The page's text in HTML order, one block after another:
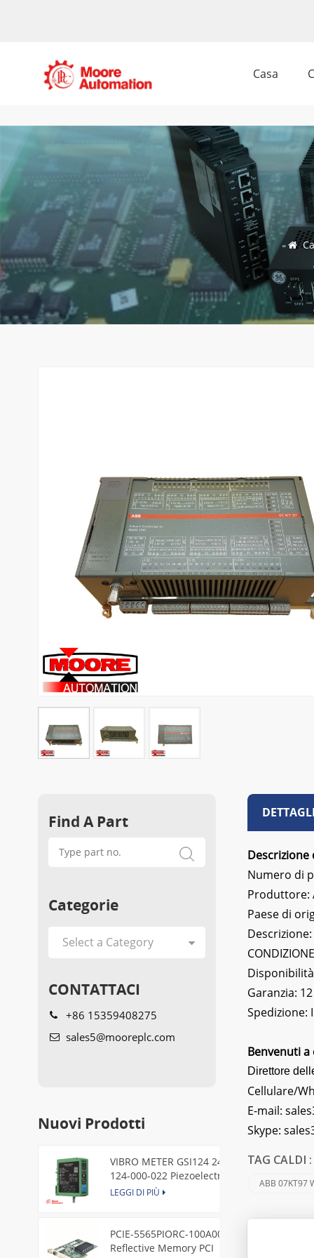
Casa
Numero di
Produttore:
Paese di
Garanzia:
Spedizione:
Benvenuti
Direttore
Cellulare/
E-mail:
Skype:
TAG CALDI :
ABB 07KT97
Find A Part
Categorie
CONTATTACI
+86 15359408275
sales5@mooreplc.com
Nuovi Prodotti
VIBRO METER GSI124 244-
124-000-022 Piezoelectric
Pressure Transducer
LEGGI DI PIÙ
PCIE-5565PIORC-100A00
Reflective Memory PCI